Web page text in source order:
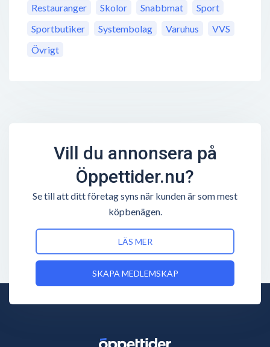
Restauranger
Skolor Snabbmat
Sport
Sportbutiker
Systembolag Varuhus
VVS
Övrigt
Vill du annonsera på
Öppettider.nu?
Se till att ditt företag syns när kunden är som mest
köpbenägen.
LÄS MER
SKAPA MEDLEMSKAP